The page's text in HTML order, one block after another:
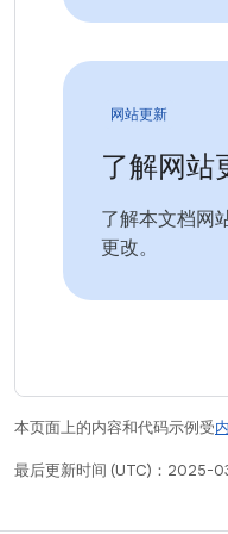
网站更新
了解网站
了解本文档网
更改。
本页面上的内容和代码示例受
最后更新时间 (UTC)：2025-